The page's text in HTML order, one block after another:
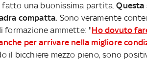
fatto una buonissima partita.Questa
compatta. Sono veramente
formazione ammette: "Ho dovuto
per arrivare nella migliore
il bicchiere mezzo pieno, sono